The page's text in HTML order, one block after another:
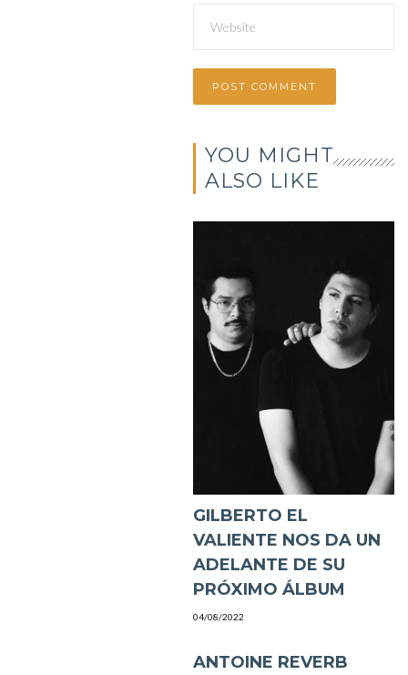
YOU MIGHT
ALSO LIKE
GILBERTO EL
VALIENTE NOS DA UN
ADELANTE DE SU
PRÓXIMO ÁLBUM
04/08/2022
ANTOINE REVERB